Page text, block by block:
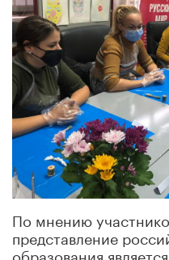
По мнению
представление
образования